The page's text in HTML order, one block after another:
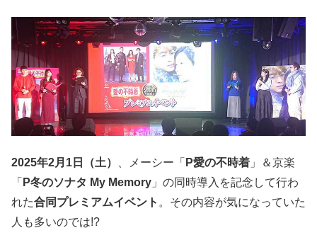
2025年2月1日（土） 、メーシー「 P愛の不時着 」＆京楽
「 P冬のソナタ My Memory 」の同時導入を記念して行わ
れた合同プレミアムイベント 。その内容が気になっていた
人も多いのでは!?